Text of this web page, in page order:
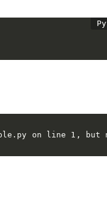
on line 1,